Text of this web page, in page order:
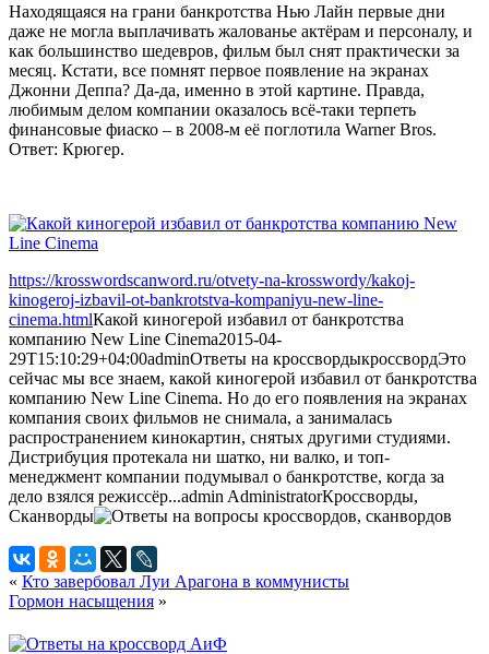
Находящаяся на грани банкротства Нью Лайн первые дни
даже не могла выплачивать жалованье актёрам и персоналу, и
как большинство шедевров, фильм был снят практически за
месяц. Кстати, все помнят первое появление на экранах
Джонни Деппа? Да-да, именно в этой картине. Правда,
любимым делом компании оказалось всё-таки терпеть
финансовые фиаско – в 2008-м её поглотила Warner Bros.
Ответ: Крюгер.
https://krosswordscanword.ru/otvety-na-krosswordy/kakoj-
kinogeroj-izbavil-ot-bankrotstva-kompaniyu-new-line-
cinema.htmlКакой киногерой избавил от банкротства
компанию New Line Cinema2015-04-
29T15:10:29+04:00adminОтветы на кроссвордыкроссвордЭто
сейчас мы все знаем, какой киногерой избавил от банкротства
компанию New Line Cinema. Но до его появления на экранах
компания своих фильмов не снимала, а занималась
распространением кинокартин, снятых другими студиями.
Дистрибуция протекала ни шатко, ни валко, и топ-
менеджмент компании подумывал о банкротстве, когда за
дело взялся режиссёр...admin AdministratorКроссворды,
Сканворды
« Кто завербовал Луи Арагона в коммунисты
Гормон насыщения »